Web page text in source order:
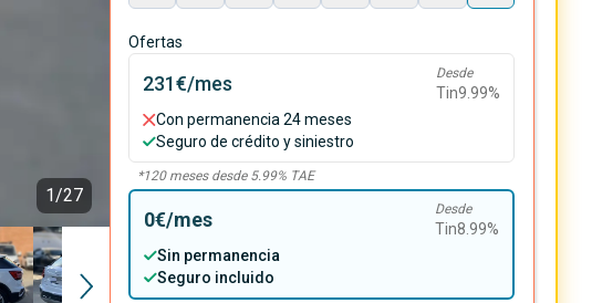
1/27
Ofertas
231€/mes Desde
Tin9.99%
Con permanencia 24 meses
Seguro de crédito y siniestro
*120meses desde 5.99% TAE
0€/mes Desde
Tin8.99%
Sin permanencia
Seguro incluido